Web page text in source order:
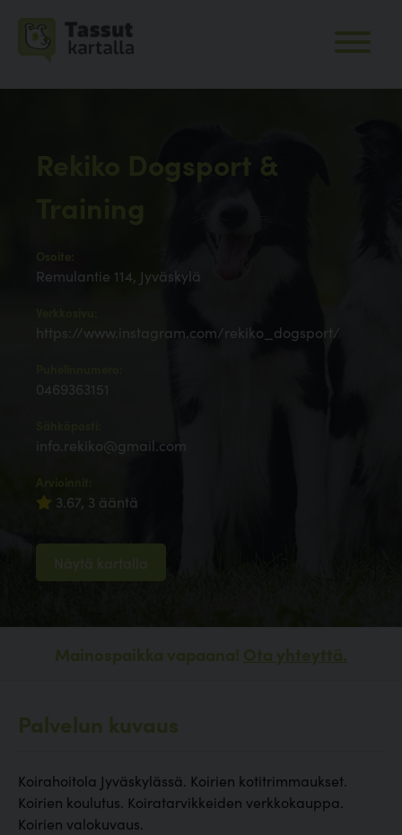
Rekiko Dogsport &
Osoite:
Remulantie 114, Jyväskylä
https://www.instagram.com/rekiko_dogsport/
0469363151
info.rekiko@gmail.com
3.67, 3 ääntä
Näytä kartalla
Mainospaikka vapaana! Ota yhteyttä.
Palvelun kuvaus
Koirahoitola Jyväskylässä. Koirien kotitrimmaukset.
Koirien koulutus. Koiratarvikkeiden verkkokauppa.
Koirien valokuvaus.